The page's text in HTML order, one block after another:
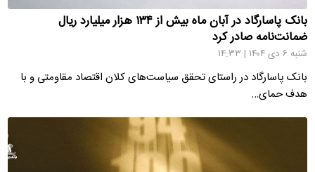
بانک پاسارگاد در آبان ماه بیش از ۱۳۴ هزار میلیارد ریال
ضمانت‌نامه صادر کرد
شنبه ۶ دی ۱۴۰۴ | ۱۴:۳۳
بانک پاسارگاد در راستای تحقق سیاست‌های کلان اقتصاد مقاومتی و با
هدف حمای…